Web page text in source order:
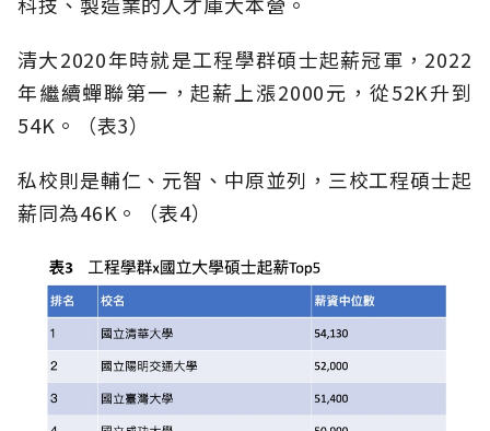
清大2020年時就是工程學群碩士起薪冠軍，2022
年繼續蟬聯第一，起薪上漲2000元，從52K升到
54K。（表3）
私校則是輔仁、元智、中原並列，三校工程碩士起
薪同為46K。（表4）